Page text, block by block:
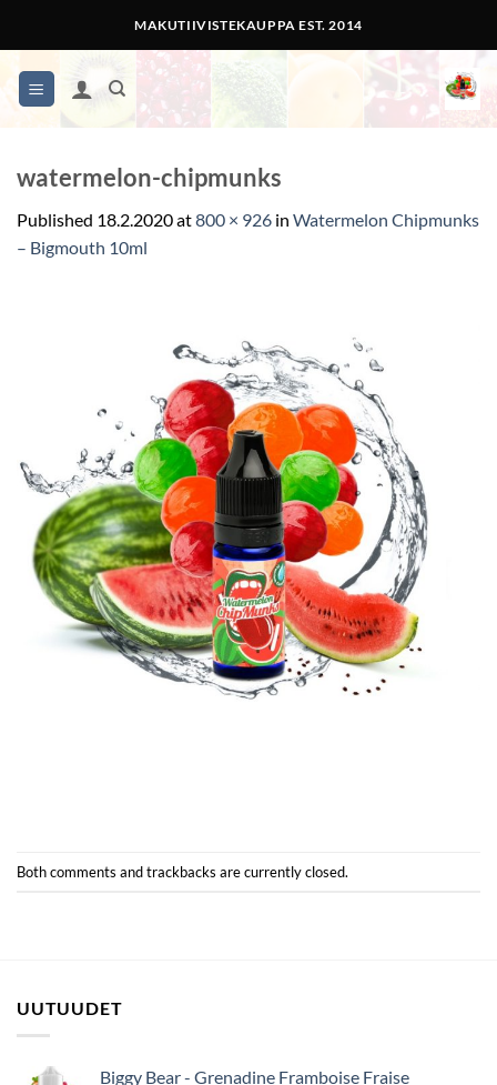
content
MAKUTIIVISTEKAUPPA EST. 2014
watermelon-chipmunks
Published 18.2.2020at800 × 926 in Watermelon Chipmunks
– Bigmouth 10ml
Both comments and trackbacks are currently closed.
UUTUUDET
Biggy Bear - Grenadine Framboise Fraise